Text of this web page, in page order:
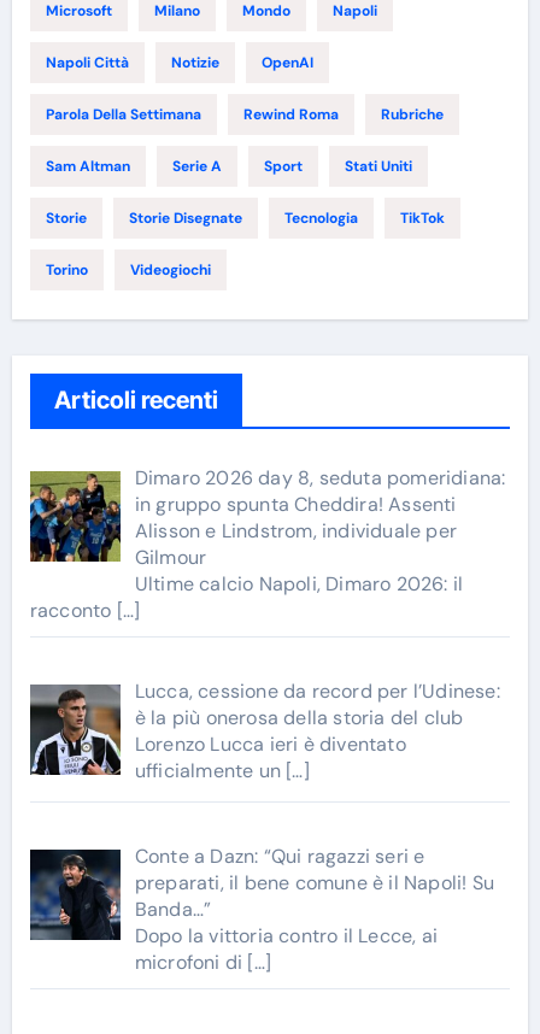
Microsoft Milano Mondo Napoli
Napoli Città Notizie OpenAI
Parola Della Settimana Rewind Roma Rubriche
Sam Altman Serie A Sport Stati Uniti
Storie Storie Disegnate Tecnologia TikTok
Torino Videogiochi
Articoli recenti
Dimaro 2026 day 8, seduta pomeridiana:
in gruppo spunta Cheddira! Assenti
Alisson e Lindstrom, individuale per
Gilmour
Ultime calcio Napoli, Dimaro 2026: il
racconto […]
Lucca, cessione da record per l’Udinese:
è la più onerosa della storia del club
Lorenzo Lucca ieri è diventato
ufficialmente un […]
Conte a Dazn: “Qui ragazzi seri e
preparati, il bene comune è il Napoli! Su
Banda…”
Dopo la vittoria contro il Lecce, ai
microfoni di […]